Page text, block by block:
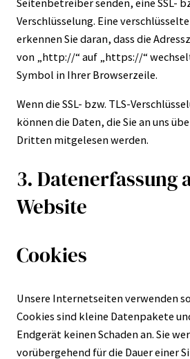
Verschlüsselung. Eine
erkennen Sie daran, dass die
von „http://“ auf „https://“
Symbol in Ihrer Browserzeile.
Wenn die SSL- bzw. TLS-
können die Daten, die Sie an uns
Dritten mitgelesen werden.
3. Datenerfassung
Website
Cookies
Unsere Internetseiten verwenden
Cookies sind kleine Datenpakete
Endgerät keinen Schaden an. Sie
vorübergehend für die Dauer einer